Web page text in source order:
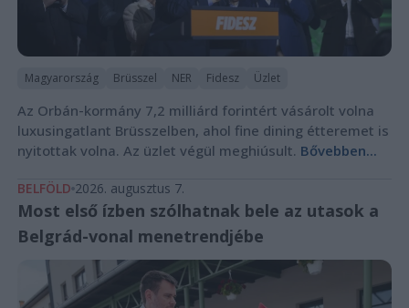
Magyarország Brüsszel NER Fidesz Üzlet
Az Orbán-kormány 7,2 milliárd forintért vásárolt volna
luxusingatlant Brüsszelben, ahol fine dining étteremet is
nyitottak volna. Az üzlet végül meghiúsult. Bővebben...
BELFÖLD 2026. augusztus 7.
Most első ízben szólhatnak bele az utasok a
Belgrád-vonal menetrendjébe